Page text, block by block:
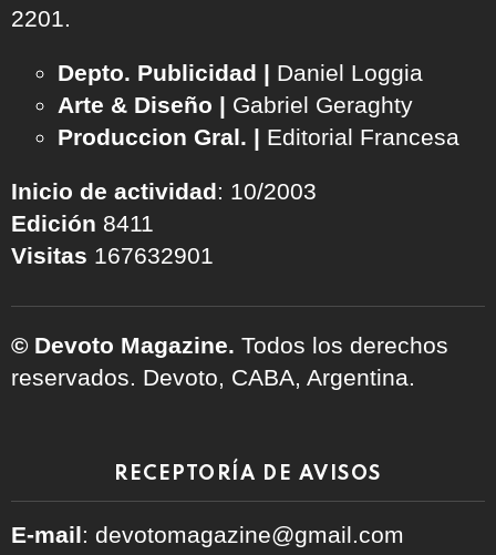
2201.
Depto. Publicidad | Daniel Loggia
Arte & Diseño | Gabriel Geraghty
Produccion Gral. | Editorial Francesa
Inicio de actividad: 10/2003
Edición 8411
Visitas 167632901
© Devoto Magazine. Todos los derechos
reservados. Devoto, CABA, Argentina.
RECEPTORÍA DE AVISOS
E-mail: devotomagazine@gmail.com